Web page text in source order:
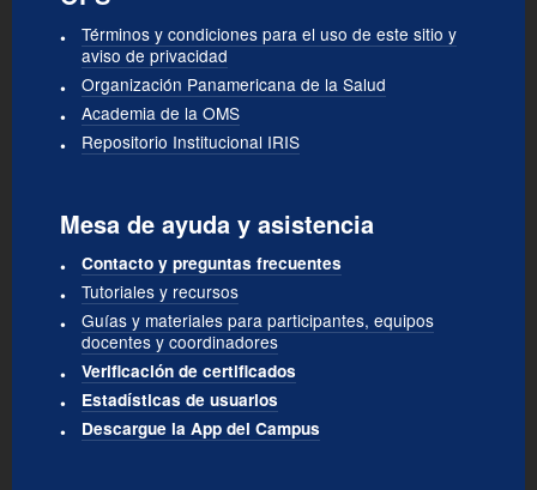
Términos y condiciones para el uso de este sitio y
aviso de privacidad
Organización Panamericana de la Salud
Academia de la OMS
Repositorio Institucional IRIS
Mesa de ayuda y asistencia
Contacto y preguntas frecuentes
Tutoriales y recursos
Guías y materiales para participantes, equipos
docentes y coordinadores
Verificación de certificados
Estadísticas de usuarios
Descargue la App del Campus